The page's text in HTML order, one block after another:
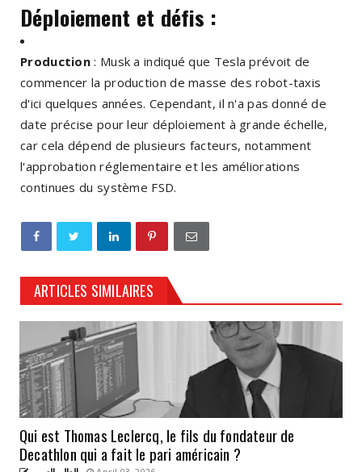
Déploiement et défis :
Production : Musk a indiqué que Tesla prévoit de
commencer la production de masse des robot-taxis
d'ici quelques années. Cependant, il n'a pas donné de
date précise pour leur déploiement à grande échelle,
car cela dépend de plusieurs facteurs, notamment
l'approbation réglementaire et les améliorations
continues du système FSD.
ARTICLES SIMILAIRES
Qui est Thomas Leclercq, le fils du fondateur de
Decathlon qui a fait le pari américain ?